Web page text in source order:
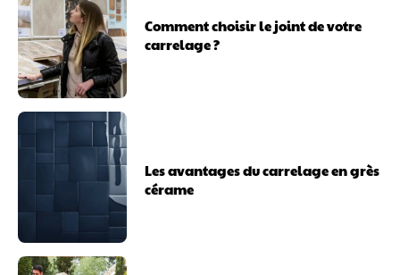
Comment choisir le joint de votre
carrelage ?
Les avantages du carrelage en grès
cérame